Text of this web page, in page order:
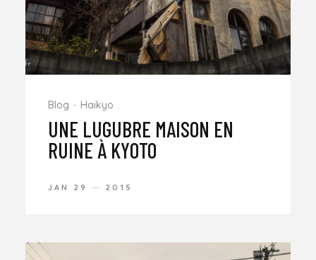
Blog Haikyo
UNE LUGUBRE MAISON EN
RUINE À KYOTO
JAN 29 2015